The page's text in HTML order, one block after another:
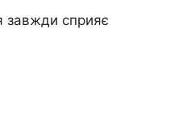
завжди сприяє